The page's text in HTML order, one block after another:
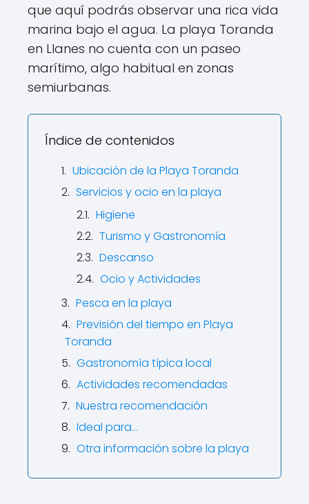
que aquí podrás observar una rica vida
marina bajo el agua. La playa Toranda
en Llanes no cuenta con un paseo
marítimo, algo habitual en zonas
semiurbanas.
Índice de contenidos
Ubicación de la Playa Toranda
Servicios y ocio en la playa
Higiene
Turismo y Gastronomía
Descanso
Ocio y Actividades
Pesca en la playa
Previsión del tiempo en Playa
Toranda
Gastronomía típica local
Actividades recomendadas
Nuestra recomendación
Ideal para…
Otra información sobre la playa